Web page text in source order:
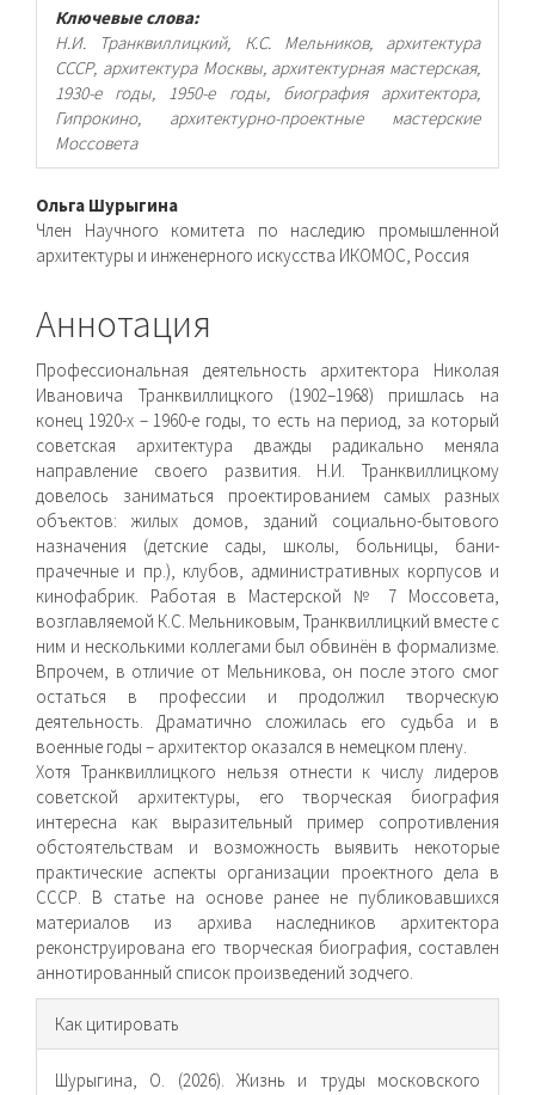
Ключевые слова:
Н.И. Транквиллицкий, К.С. Мельников, архитектура
СССР, архитектура Москвы, архитектурная мастерская,
1930-е годы, 1950-е годы, биография архитектора,
Гипрокино, архитектурно-проектные мастерские
Моссовета
Основное
содержимое
Ольга Шурыгина
Член Научного комитета по наследию промышленной
архитектуры и инженерного искусства ИКОМОС, Россия
Аннотация
Профессиональная деятельность архитектора Николая
Ивановича Транквиллицкого (1902–1968) пришлась на
конец 1920-х – 1960-е годы, то есть на период, за который
советская архитектура дважды радикально меняла
направление своего развития. Н.И. Транквиллицкому
довелось заниматься проектированием самых разных
объектов: жилых домов, зданий социально-бытового
назначения (детские сады, школы, больницы, бани-
прачечные и пр.), клубов, административных корпусов и
кинофабрик. Работая в Мастерской № 7 Моссовета,
возглавляемой К.С. Мельниковым, Транквиллицкий вместе с
ним и несколькими коллегами был обвинён в формализме.
Впрочем, в отличие от Мельникова, он после этого смог
остаться в профессии и продолжил творческую
деятельность. Драматично сложилась его судьба и в
военные годы – архитектор оказался в немецком плену.
Хотя Транквиллицкого нельзя отнести к числу лидеров
советской архитектуры, его творческая биография
интересна как выразительный пример сопротивления
обстоятельствам и возможность выявить некоторые
практические аспекты организации проектного дела в
СССР. В статье на основе ранее не публиковавшихся
материалов из архива наследников архитектора
реконструирована его творческая биография, составлен
аннотированный список произведений зодчего.
Информация
о статье
Как цитировать
Шурыгина, О. (2026). Жизнь и труды московского